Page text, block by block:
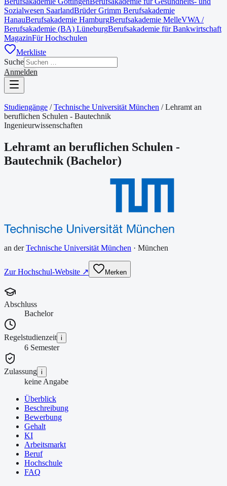
Sozialwesen SaarlandBrüder Grimm Berufsakademie
HanauBerufsakademie HamburgBerufsakademie MelleVWA /
Berufsakademie (BA) LüneburgBerufsakademie für Bankwirtschaft
MagazinFür Hochschulen
Merkliste
Suche
Anmelden
Studiengänge / Technische Universität München /Lehramt an
beruflichen Schulen - Bautechnik
Ingenieurwissenschaften
Lehramt an beruflichen Schulen -
Bautechnik (Bachelor)
an derTechnische Universität München · München
Zur Hochschul-Website ↗ Merken
Abschluss
Bachelor
Regelstudienzeit i
6 Semester
Zulassung i
keine Angabe
Überblick
Beschreibung
Bewerbung
Gehalt
KI
Arbeitsmarkt
Beruf
Hochschule
FAQ